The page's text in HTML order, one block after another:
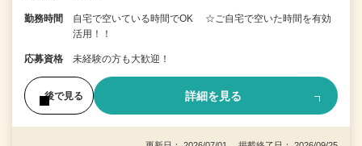
勤務時間
自宅で空いている時間でOK ☆ご自宅で空いた時間を有効
活用！！
応募資格 未経験の方も大歓迎！
後で見る 詳細を見る